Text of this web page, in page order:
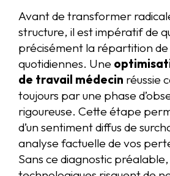
Avant de transformer
structure, il est impératif de
précisément la répartition de
quotidiennes. Une
de travail médecin réussie
toujours par une phase
rigoureuse. Cette étape
d’un sentiment diffus de
analyse factuelle de vos
Sans ce diagnostic